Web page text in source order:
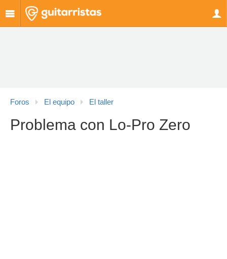
Foros El equipo El taller
Problema con Lo-Pro Zero